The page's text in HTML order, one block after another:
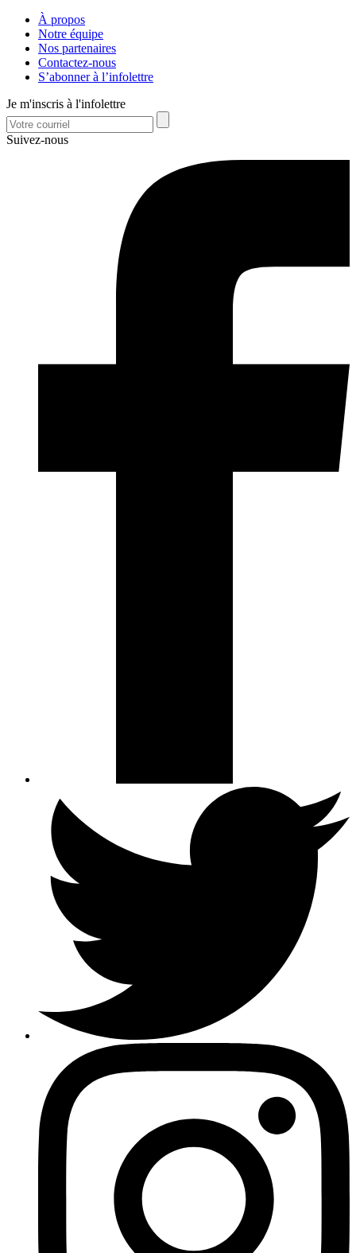
À propos
Notre équipe
Nos partenaires
Contactez-nous
S’abonner à l’infolettre
Je m'inscris à l'infolettre
Suivez-nous